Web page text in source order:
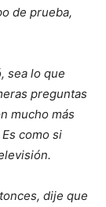
de prueba,
sea lo que
preguntas
mucho más
como si
dije que